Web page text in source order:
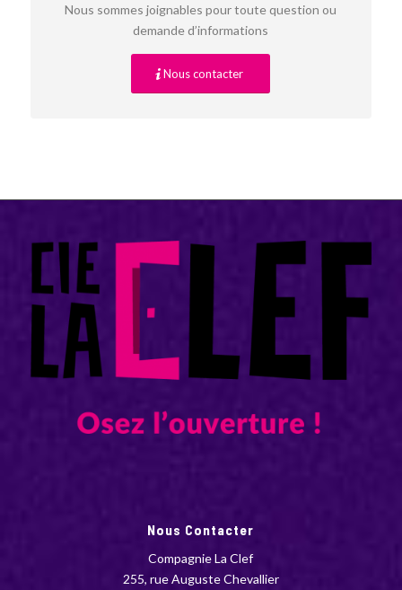
Nous sommes joignables pour toute question ou
demande d’informations
Nous contacter
Nous Contacter
Compagnie La Clef
255, rue Auguste Chevallier